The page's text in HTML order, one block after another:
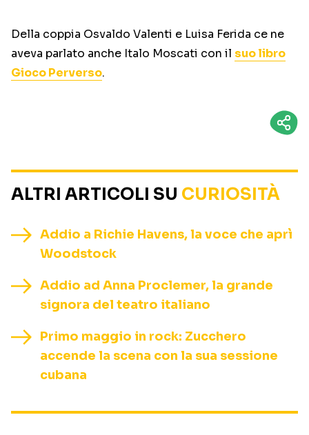
Della coppia Osvaldo Valenti e Luisa Ferida ce ne
aveva parlato anche Italo Moscati con il suo libro
Gioco Perverso.
ALTRI ARTICOLI SU CURIOSITÀ
Addio a Richie Havens, la voce che aprì
Woodstock
Addio ad Anna Proclemer, la grande
signora del teatro italiano
Primo maggio in rock: Zucchero
accende la scena con la sua sessione
cubana